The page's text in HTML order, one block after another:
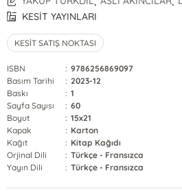
KESİT YAYINLARI
KESİT SATIŞ NOKTASI
ISBN : 9786256869097
Basım Tarihi
: 2023-12
Baskı
: 1
Sayfa Sayısı
: 60
Boyut
: 15x21
Kapak
: Karton
Kağıt
: Kitap Kağıdı
Orjinal Dili
: Türkçe - Fransızca
Yayın Dili
: Türkçe - Fransızca